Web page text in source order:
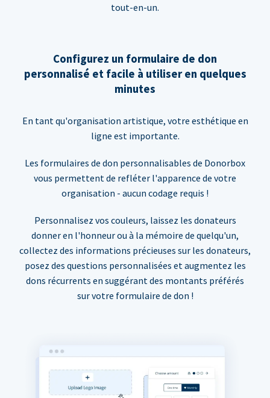
tout-en-un.
Configurez un formulaire de don
personnalisé et facile à utiliser en quelques
minutes
En tant qu'organisation artistique, votre esthétique en
ligne est importante.
Les formulaires de don personnalisables de Donorbox
vous permettent de refléter l'apparence de votre
organisation - aucun codage requis !
Personnalisez vos couleurs, laissez les donateurs
donner en l'honneur ou à la mémoire de quelqu'un,
collectez des informations précieuses sur les donateurs,
posez des questions personnalisées et augmentez les
dons récurrents en suggérant des montants préférés
sur votre formulaire de don !